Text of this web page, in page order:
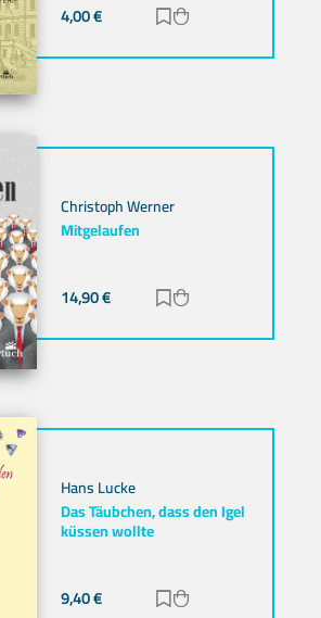
4,00€ Zur Merkliste
Christoph Werner
Mitgelaufen
14,90€ Zur Merkliste
Hans Lucke
Das Täubchen, dass den Igel
küssen wollte
9,40€ Zur Merkliste